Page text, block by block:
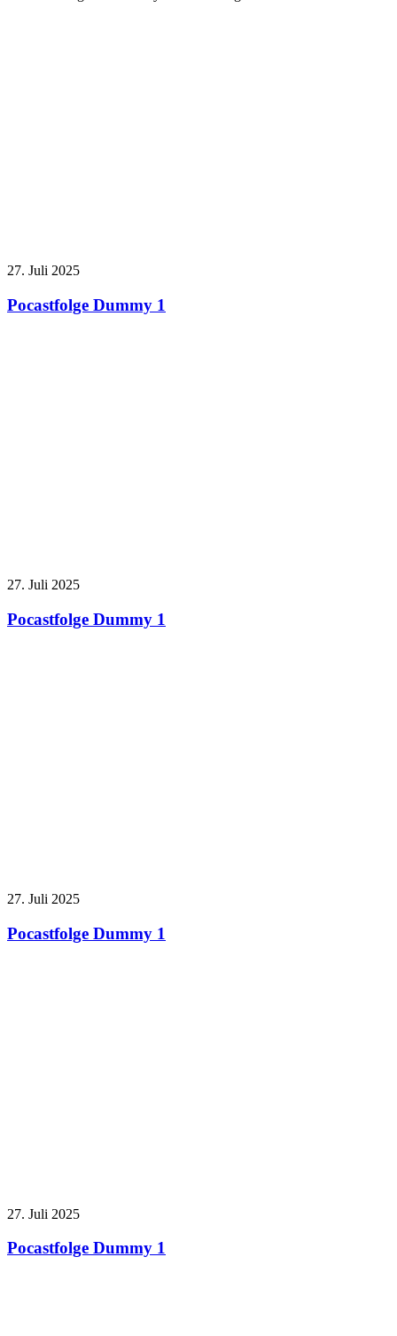
27. Juli 2025
Pocastfolge Dummy 1
27. Juli 2025
Pocastfolge Dummy 1
27. Juli 2025
Pocastfolge Dummy 1
27. Juli 2025
Pocastfolge Dummy 1